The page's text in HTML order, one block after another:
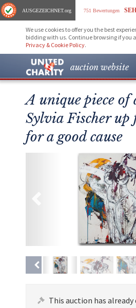
AUSGEZEICHNET.org 751 Bewertungen
We use cookies to offer you the best
bidding with us. Continue browsing if you
Privacy & Cookie Policy.
auction website
A unique piece of
Sylvia Fischer up
for a good cause
This auction has already